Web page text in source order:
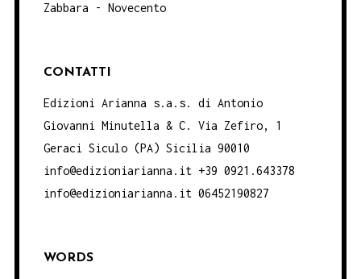
Zabbara - Novecento
CONTATTI
Edizioni Arianna s.a.s. di Antonio
Giovanni Minutella & C. Via Zefiro, 1
Geraci Siculo (PA) Sicilia 90010
info@edizioniarianna.it +39 0921.643378
info@edizioniarianna.it 06452190827
WORDS